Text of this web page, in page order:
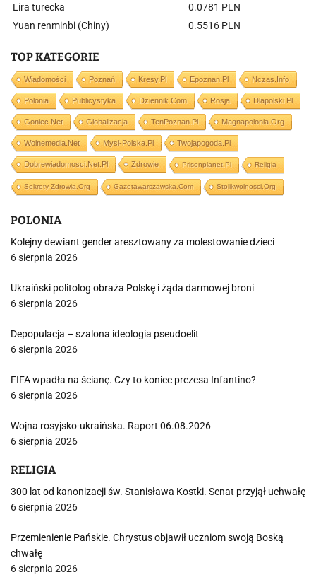
Lira turecka
0.0781 PLN
Yuan renminbi (Chiny)
0.5516 PLN
TOP KATEGORIE
Wiadomości Poznań Kresy.pl Epoznan.pl Nczas.info
Polonia Publicystyka Dziennik.com Rosja Dlapolski.pl
Goniec.net Globalizacja TenPoznan.pl Magnapolonia.org
Wolnemedia.net Mysl-Polska.pl Twojapogoda.pl
Dobrewiadomosci.net.pl Zdrowie Prisonplanet.pl Religia
Sekrety-Zdrowia.org Gazetawarszawska.com Stolikwolnosci.org
POLONIA
Kolejny dewiant gender aresztowany za molestowanie dzieci
6 sierpnia 2026
Ukraiński politolog obraża Polskę i żąda darmowej broni
6 sierpnia 2026
Depopulacja – szalona ideologia pseudoelit
6 sierpnia 2026
FIFA wpadła na ścianę. Czy to koniec prezesa Infantino?
6 sierpnia 2026
Wojna rosyjsko-ukraińska. Raport 06.08.2026
6 sierpnia 2026
RELIGIA
300 lat od kanonizacji św. Stanisława Kostki. Senat przyjął uchwałę
6 sierpnia 2026
Przemienienie Pańskie. Chrystus objawił uczniom swoją Boską
chwałę
6 sierpnia 2026